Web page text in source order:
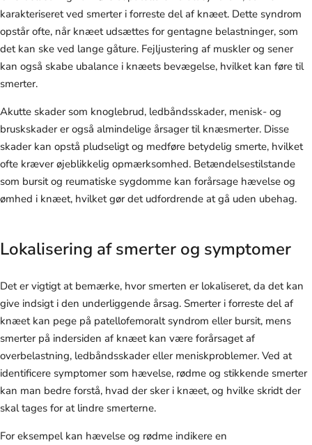
karakteriseret ved smerter i forreste del af knæet. Dette syndrom
opstår ofte, når knæet udsættes for gentagne belastninger, som
det kan ske ved lange gåture. Fejljustering af muskler og sener
kan også skabe ubalance i knæets bevægelse, hvilket kan føre til
smerter.
Akutte skader som knoglebrud, ledbåndsskader, menisk- og
bruskskader er også almindelige årsager til knæsmerter. Disse
skader kan opstå pludseligt og medføre betydelig smerte, hvilket
ofte kræver øjeblikkelig opmærksomhed. Betændelsestilstande
som bursit og reumatiske sygdomme kan forårsage hævelse og
ømhed i knæet, hvilket gør det udfordrende at gå uden ubehag.
Lokalisering af smerter og symptomer
Det er vigtigt at bemærke, hvor smerten er lokaliseret, da det kan
give indsigt i den underliggende årsag. Smerter i forreste del af
knæet kan pege på patellofemoralt syndrom eller bursit, mens
smerter på indersiden af knæet kan være forårsaget af
overbelastning, ledbåndsskader eller meniskproblemer. Ved at
identificere symptomer som hævelse, rødme og stikkende smerter
kan man bedre forstå, hvad der sker i knæet, og hvilke skridt der
skal tages for at lindre smerterne.
For eksempel kan hævelse og rødme indikere en